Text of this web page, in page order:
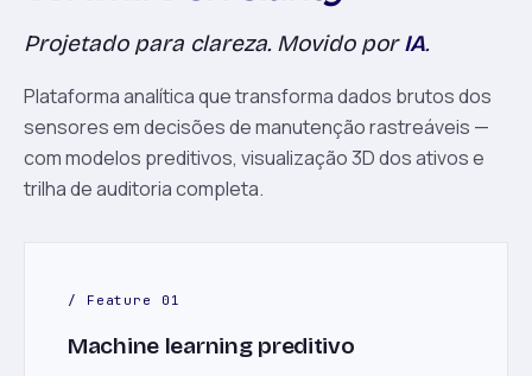
Projetado para clareza. Movido porIA.
Plataforma analítica que transforma dados brutos dos
sensores em decisões de manutenção rastreáveis —
com modelos preditivos, visualização 3D dos ativos e
trilha de auditoria completa.
/ Feature 01
Machine learning preditivo